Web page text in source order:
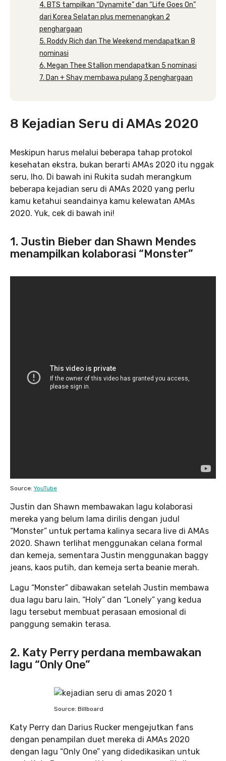
4. BTS tampilkan “Dynamite” dan “Life Goes On”
dari Korea Selatan plus memenangkan 2
penghargaan
5. Roddy Rich dan The Weekend mendapatkan 8
nominasi
6. Megan Thee Stallion mendapatkan 5 nominasi
7. Dan + Shay membawa pulang 3 penghargaan
8 Kejadian Seru di AMAs 2020
Meskipun harus melalui beberapa tahap protokol
kesehatan ekstra, bukan berarti AMAs 2020 itu nggak
seru, lho. Di bawah ini Rukita sudah merangkum
beberapa kejadian seru di AMAs 2020 yang perlu
kamu ketahui seandainya kamu kelewatan AMAs
2020. Yuk, cek di bawah ini!
1. Justin Bieber dan Shawn Mendes
menampilkan kolaborasi “Monster”
Source: YouTube
Justin dan Shawn membawakan lagu kolaborasi
mereka yang belum lama dirilis dengan judul
“Monster” untuk pertama kalinya secara live di AMAs
2020. Shawn terlihat menggunakan celana formal
dan kemeja, sementara Justin menggunakan baggy
jeans, kaos putih, dan kemeja serta beanie merah.
Lagu “Monster” dibawakan setelah Justin membawa
dua lagu baru lain, “Holy” dan “Lonely” yang kedua
lagu tersebut membuat perasaan emosional di
panggung semakin terasa.
2. Katy Perry perdana membawakan
lagu “Only One”
Source: Billboard
Katy Perry dan Darius Rucker mengejutkan fans
dengan penampilan duet mereka di AMAs 2020
dengan lagu “Only One” yang didedikasikan untuk